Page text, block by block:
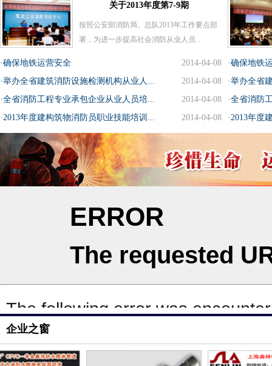
关于2013年度第7-9期
按照公安部消防局、总队2013年工作要点部
署，为进一步提高社会消防从业人员...
2014-04-08
·确保地铁运营安全
2014-04-08
·举办全省建筑消防设施检测机构从业人...
2014-04-08
·全省消防工程专业承包企业从业人员培...
2014-04-08
·2013年度建构筑物消防员职业技能培训...
·确保地铁
·举办全省
·全省消防
·2013年度
企业之窗